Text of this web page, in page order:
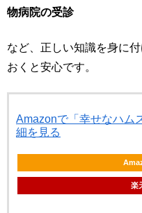
物病院の受診
など、正しい知識を身に
おくと安心です。
Amazonで「幸せなハム
細を見る
楽